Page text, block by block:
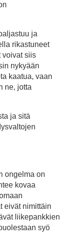
ja
rikastuneet
voivat siis
nykyään
kaatua, vaan
ne, jotta
ja sitä
ongelma on
kovaa
eivät nimittäin
liikepankkien
syö